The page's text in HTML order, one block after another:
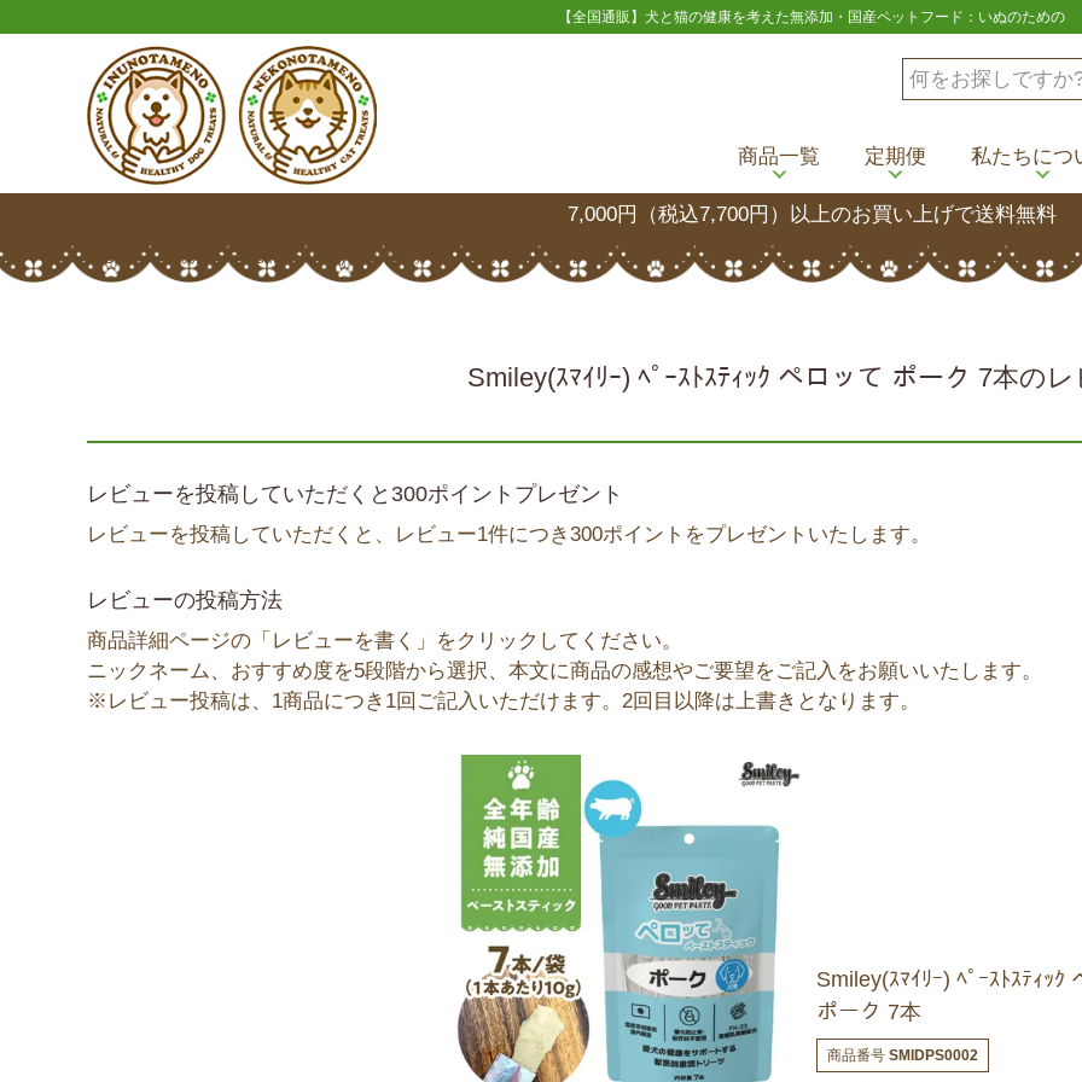
【全国通販】犬と猫の健康を考えた無添加・国産ペットフード：いぬのための
商品一覧 定期便 私たちにつ
7,000円（税込7,700円）以上のお買い上げで送料無料
HOME いぬのおやつ Smiley(ｽﾏｲﾘｰ) ﾍﾟｰｽﾄｽﾃｨｯｸ ペロッて ポーク 7本のレビュー
Smiley(ｽﾏｲﾘｰ) ﾍﾟｰｽﾄｽﾃｨｯｸ ペロッて ポーク 7本の
レビューを投稿していただくと300ポイントプレゼント
レビューを投稿していただくと、レビュー1件につき300ポイントをプレゼントいたします。
レビューの投稿方法
商品詳細ページの「レビューを書く」をクリックしてください。
ニックネーム、おすすめ度を5段階から選択、本文に商品の感想やご要望をご記入をお願いいたします。
※レビュー投稿は、1商品につき1回ご記入いただけます。2回目以降は上書きとなります。
Smiley(ｽﾏｲﾘｰ) ﾍﾟｰｽﾄｽﾃｨｯｸ
ポーク 7本
商品番号 SMIDPS0002